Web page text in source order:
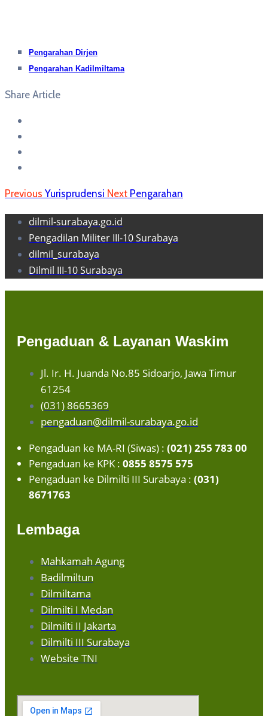
Pengarahan Dirjen
Pengarahan Kadilmiltama
Share Article
Previous Yurisprudensi Next Pengarahan
dilmil-surabaya.go.id
Pengadilan Militer III-10 Surabaya
dilmil_surabaya
Dilmil III-10 Surabaya
Pengaduan & Layanan Waskim
Jl. Ir. H. Juanda No.85 Sidoarjo, Jawa Timur
61254
(031) 8665369
pengaduan@dilmil-surabaya.go.id
Pengaduan ke MA-RI (Siwas) : (021) 255 783 00
Pengaduan ke KPK : 0855 8575 575
Pengaduan ke Dilmilti III Surabaya : (031)
8671763
Lembaga
Mahkamah Agung
Badilmiltun
Dilmiltama
Dilmilti I Medan
Dilmilti II Jakarta
Dilmilti III Surabaya
Website TNI